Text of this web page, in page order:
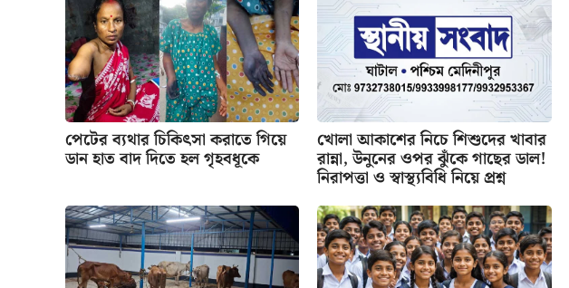
পেটের ব্যথার চিকিৎসা করাতে গিয়ে
ডান হাত বাদ দিতে হল গৃহবধূকে
খোলা আকাশের নিচে শিশুদের খাবার
রান্না, উনুনের ওপর ঝুঁকে গাছের ডাল!
নিরাপত্তা ও স্বাস্থ্যবিধি নিয়ে প্রশ্ন